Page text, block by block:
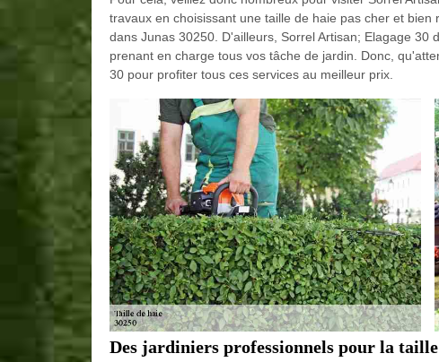
travaux en choisissant une taille de haie pas cher et
dans Junas 30250. D'ailleurs, Sorrel Artisan; Elagage 30
prenant en charge tous vos tâche de jardin. Donc,
30 pour profiter tous ces services au meilleur prix.
Des jardiniers professionnels pour la